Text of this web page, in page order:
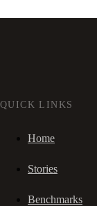
QUICK LINKS
Home
Stories
Benchmarks